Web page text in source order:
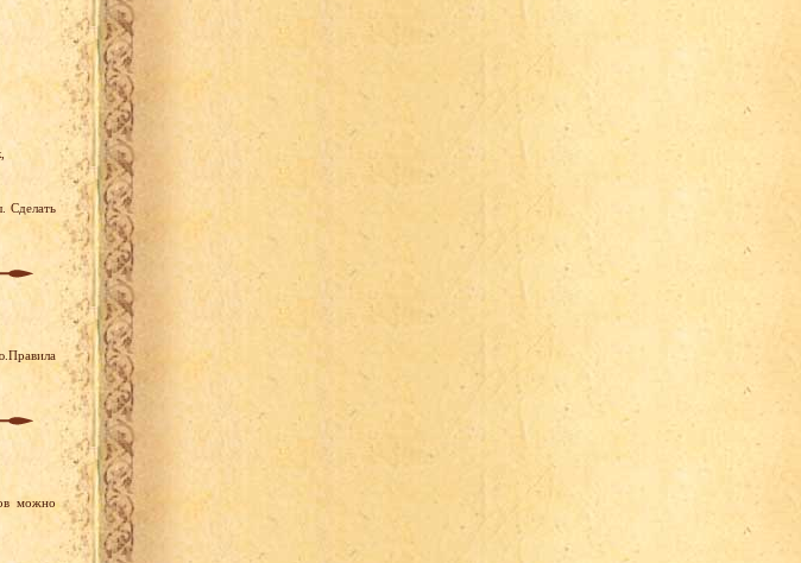
Сделать
можно